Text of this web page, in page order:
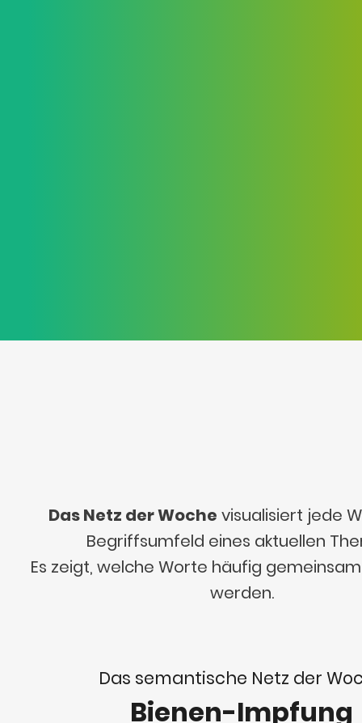
Das Netz der Woche visualisiert jede
Begriffsumfeld eines aktuellen
Es zeigt, welche Worte häufig
werden.
Das semantische Netz der
Bienen-Impfung